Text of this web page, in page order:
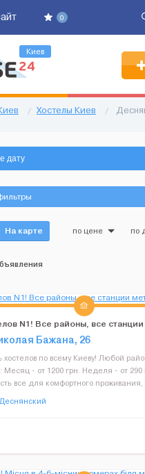
0
Киев
/ Хостелы Киев /
На карте по цене по
N1! Все районы, все
Бажана, 26
хостелов по всему Киеву! Любой
Месяц - от 1200 грн. Неделя - от 290
все для комфортного
Деснянский